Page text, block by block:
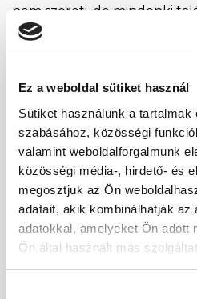
Ez a weboldal sütiket használ
Sütiket használunk a
szabásához, közösségi
valamint weboldalforgalmunk
közösségi média-, hirdető- és
megosztjuk az Ön
adatait, akik kombinálhatják az
adatokkal, amelyeket Ön adott
Ön által használt más
nem szereti, de mindenki
számtalan féle és fajta
ínyére való. Mi magunk
vélemények […]
CONTINUE READING→
Életmód
magvak,olajos magvak ,vitaminok
ÉLETMÓD